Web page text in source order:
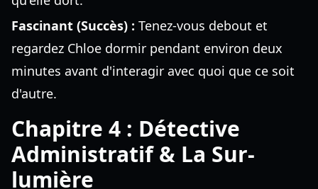
Fascinant (Succès) : Tenez-vous debout et
regardez Chloe dormir pendant environ deux
minutes avant d'interagir avec quoi que ce soit
d'autre.
Chapitre 4 : Détective
Administratif & La Sur-
lumière